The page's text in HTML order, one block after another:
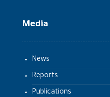
Media
News
Reports
Publications